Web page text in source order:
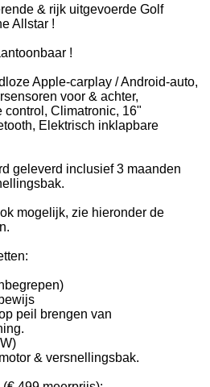
& rijk uitgevoerde Golf
Allstar !
!
Apple-carplay / Android-auto,
voor & achter,
control, Climatronic, 16"
Elektrisch inklapbare
geleverd inclusief 3 maanden
mogelijk, zie hieronder de
peil brengen van
& versnellingsbak.